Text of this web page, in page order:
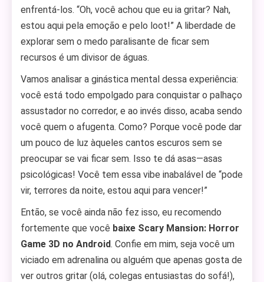
enfrentá-los. “Oh, você achou que eu ia gritar? Nah,
estou aqui pela emoção e pelo loot!” A liberdade de
explorar sem o medo paralisante de ficar sem
recursos é um divisor de águas.
Vamos analisar a ginástica mental dessa experiência:
você está todo empolgado para conquistar o palhaço
assustador no corredor, e ao invés disso, acaba sendo
você quem o afugenta. Como? Porque você pode dar
um pouco de luz àqueles cantos escuros sem se
preocupar se vai ficar sem. Isso te dá asas—asas
psicológicas! Você tem essa vibe inabalável de “pode
vir, terrores da noite, estou aqui para vencer!”
Então, se você ainda não fez isso, eu recomendo
fortemente que você baixe Scary Mansion: Horror
Game 3D no Android. Confie em mim, seja você um
viciado em adrenalina ou alguém que apenas gosta de
ver outros gritar (olá, colegas entusiastas do sofá!),